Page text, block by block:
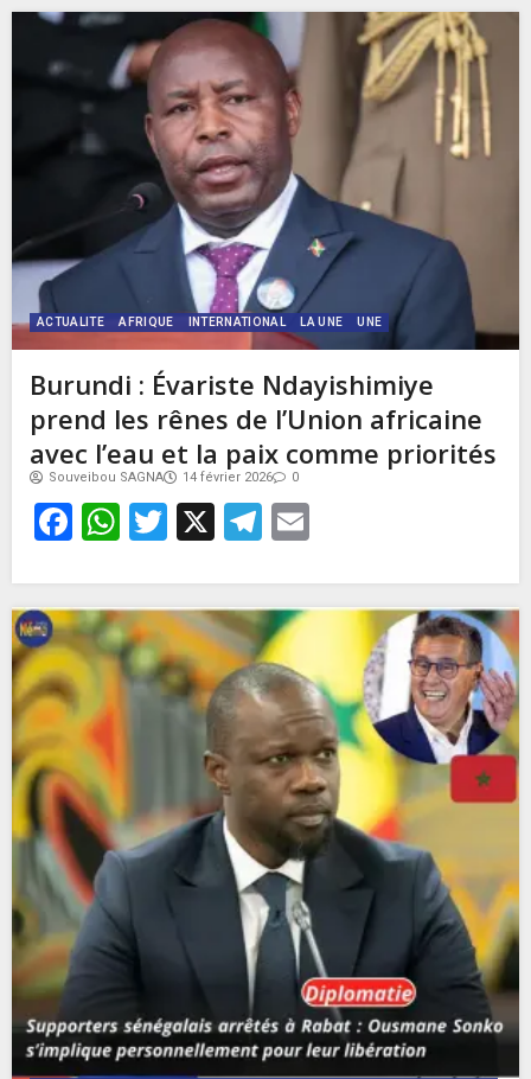
ACTUALITE AFRIQUE INTERNATIONAL LA UNE UNE
Burundi : Évariste Ndayishimiye
prend les rênes de l’Union africaine
avec l’eau et la paix comme priorités
Souveibou SAGNA 14 février 2026 0
Facebook
WhatsApp
Twitter
X Telegram